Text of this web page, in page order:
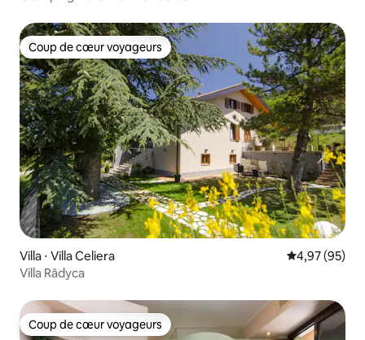
Coup de cœur voyageurs
Coup de cœur voyageurs
Villa ⋅ Villa Celiera Évaluation
4,97 (95)
Villa Rādyca
Coup de cœur voyageurs
Coup de cœur voyageurs